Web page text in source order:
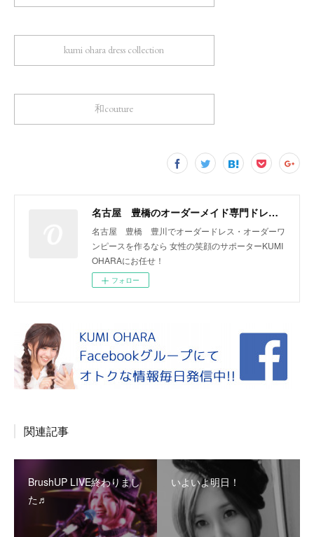
kumi ohara dress collection
和couture
名古屋 豊橋のオーダーメイド専門ドレスデザイナー KUMI OHARA
名古屋 豊橋 豊川でオーダードレス・オーダーワ
ンピースを作るなら 女性の笑顔のサポーターKUMI
OHARAにお任せ！
フォロー
関連記事
BrushUP LIVE終わりまし
た♬
いよいよ明日！